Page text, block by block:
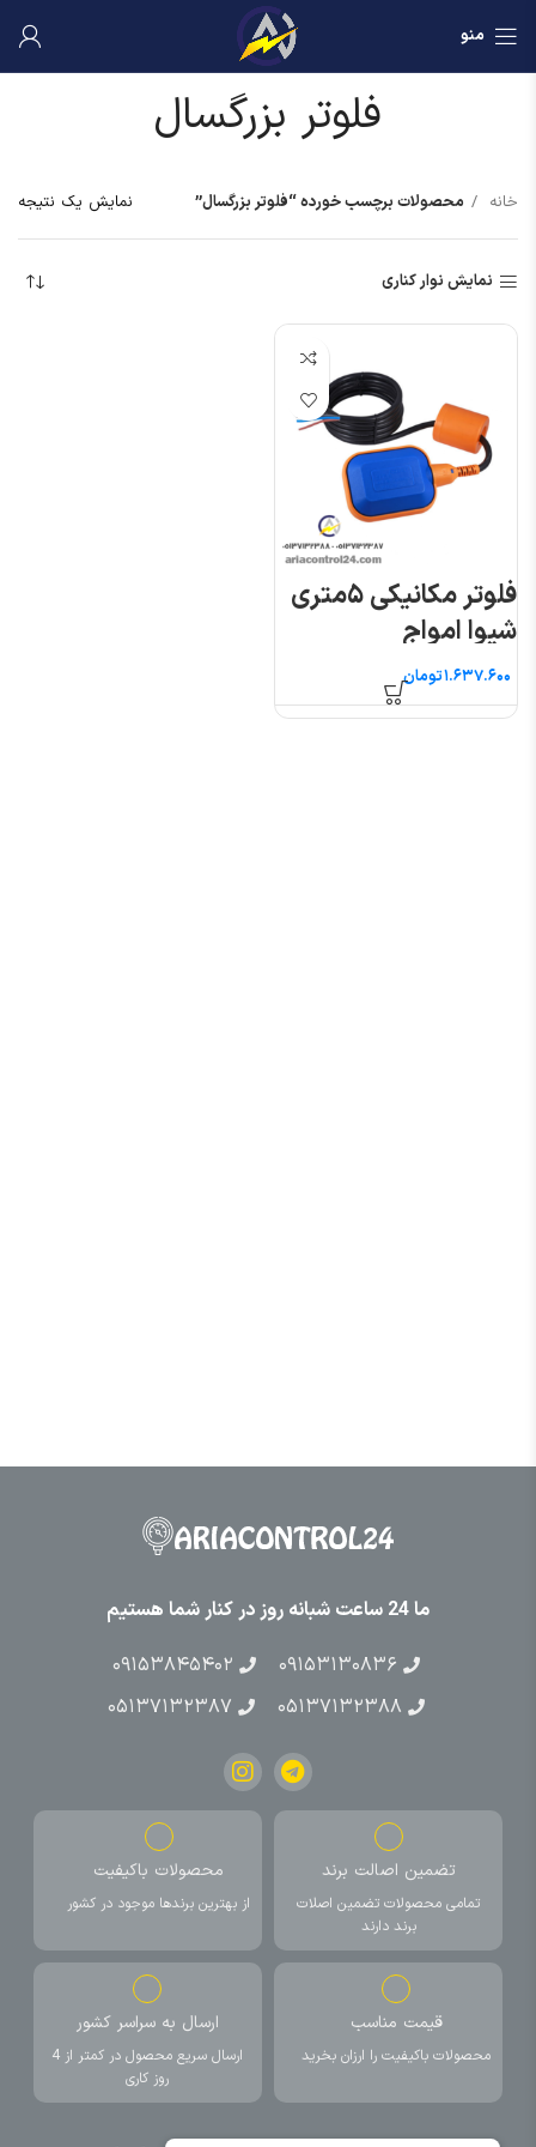
منو
فلوتر بزرگسال
خانه محصولات برچسب خورده “فلوتر بزرگسال” نمایش یک نتیجه
نمایش نوار کناری
فلوتر مکانیکی ۵متری
شیوا امواج
تومان
ما 24 ساعت شبانه روز در کنار شما هستیم
۰۹۱۵۳۱۳۰۸۳۶
۰۹۱۵۳۸۴۵۴۰۲
۰۵۱۳۷۱۳۲۳۸۸
۰۵۱۳۷۱۳۲۳۸۷
تضمین اصالت برند
تمامی محصولات تضمین اصلات
برند دارند
محصولات باکیفیت
از بهترین برندها موجود در کشور
قیمت مناسب
محصولات باکیفیت را ارزان بخرید
ارسال به سراسر کشور
ارسال سریع محصول در کمتر از 4
روز کاری